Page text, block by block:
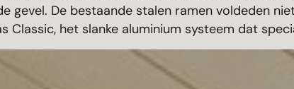
De bestaande stalen ramen voldeden
het slanke aluminium systeem dat